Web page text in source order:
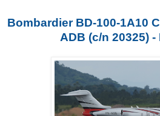
Bombardier BD-100-1A10
ADB (c/n 20325)